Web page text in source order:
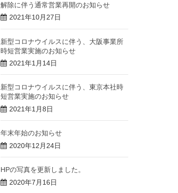
解除に伴う通常営業再開のお知らせ
2021年10月27日
新型コロナウイルスに伴う、大阪事業所
時短営業実施のお知らせ
2021年1月14日
新型コロナウイルスに伴う、東京本社時
短営業実施のお知らせ
2021年1月8日
年末年始のお知らせ
2020年12月24日
HPの写真を更新しました。
2020年7月16日